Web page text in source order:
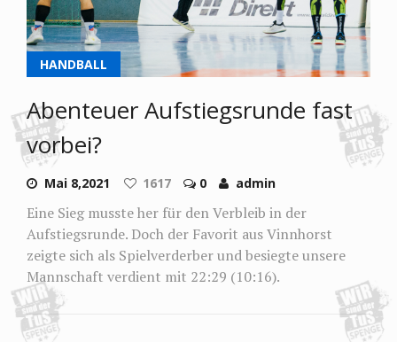
HANDBALL
Abenteuer Aufstiegsrunde fast
vorbei?
Mai 8,2021 1617 0 admin
Eine Sieg musste her für den Verbleib in der
Aufstiegsrunde. Doch der Favorit aus Vinnhorst
zeigte sich als Spielverderber und besiegte unsere
Mannschaft verdient mit 22:29 (10:16).